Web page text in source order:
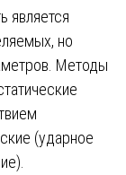
является
но
Методы
(ударное